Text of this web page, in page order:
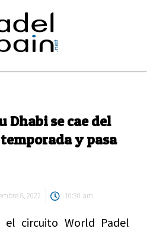
Dhabi se cae del
y pasa
8, 2022 10:30 am
el circuito World Padel